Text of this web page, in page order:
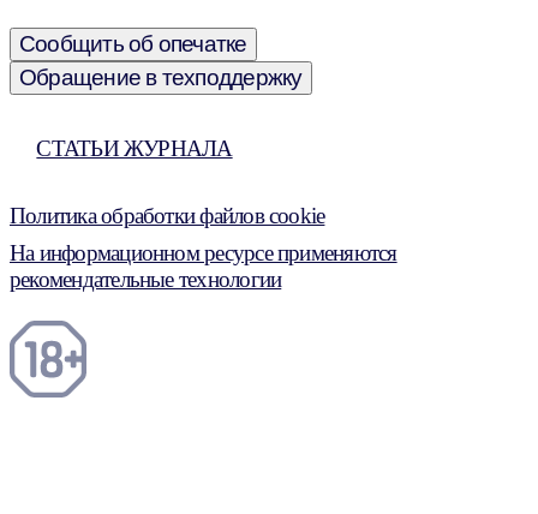
Сообщить об опечатке
Обращение в техподдержку
СТАТЬИ ЖУРНАЛА
Политика обработки файлов cookie
На информационном ресурсе применяются
рекомендательные технологии